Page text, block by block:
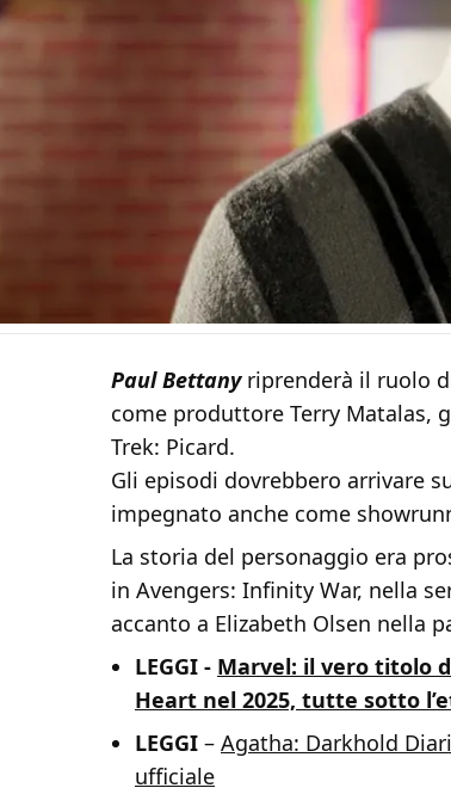
Paul Bettanyriprenderà il ruolo
come produttore Terry Matalas,
Trek: Picard.
Gli episodi dovrebbero arrivare
impegnato anche come
La storia del personaggio era
in Avengers: Infinity War, nella
accanto a Elizabeth Olsen nella
LEGGI - Marvel: il vero titolo
Heart nel 2025, tutte sotto
LEGGI – Agatha: Darkhold
ufficiale